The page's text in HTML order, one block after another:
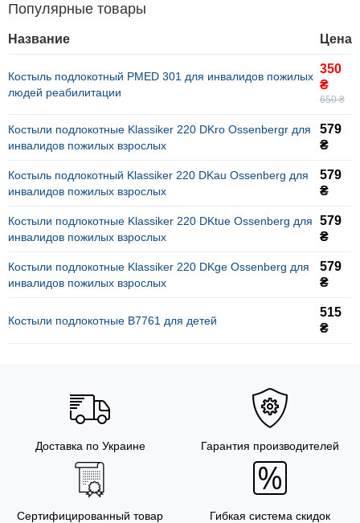
Популярные товары
Название Цена
Костыль подлокотный PMED 301 для инвалидов пожилых
людей реабилитации
350
₴
650 ₴
Костыли подлокотные Klassiker 220 DKro Ossenbergr для
инвалидов пожилых взрослых
579
₴
Костыль подлокотный Klassiker 220 DKau Ossenberg для
инвалидов пожилых взрослых
579
₴
Костыли подлокотные Klassiker 220 DKtue Ossenberg для
инвалидов пожилых взрослых
579
₴
Костыли подлокотные Klassiker 220 DKge Ossenberg для
инвалидов пожилых взрослых
579
₴
Костыли подлокотные B7761 для детей
515
₴
Доставка по Украине Гарантия производителей
Сертифицированный товар Гибкая система скидок